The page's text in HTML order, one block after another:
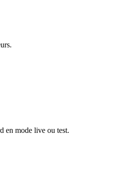
en mode live ou test.
fournit 116+ outils que des
un debit plus eleve. Consultez le